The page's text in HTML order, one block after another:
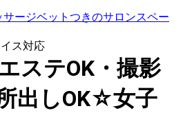
ージベットつきのサロンスペー
ス対応
ステOK・撮影
出しOK☆女子